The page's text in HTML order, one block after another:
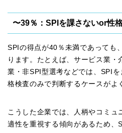
〜39％：SPIを課さないor性
SPIの得点が40％未満であっても
ります。たとえば、サービス業・
業・非SPI型選考などでは、SPI
格検査のみで判断するケースがよ
こうした企業では、人柄やコミュ
適性を重視する傾向があるため、